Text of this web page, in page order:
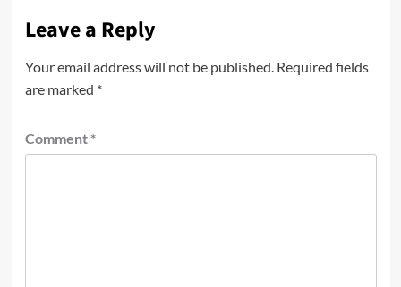
Leave a Reply
Your email address will not be published. Required fields
are marked *
Comment *